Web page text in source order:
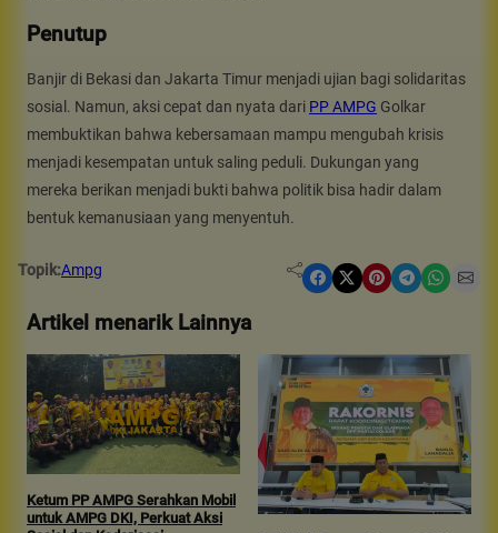
Penutup
Banjir di Bekasi dan Jakarta Timur menjadi ujian bagi solidaritas
sosial. Namun, aksi cepat dan nyata dari PP AMPG Golkar
membuktikan bahwa kebersamaan mampu mengubah krisis
menjadi kesempatan untuk saling peduli. Dukungan yang
mereka berikan menjadi bukti bahwa politik bisa hadir dalam
bentuk kemanusiaan yang menyentuh.
Topik:Ampg Share on Facebook Share on X Share on Pinterest Share on Telegram Share on WhatsApp Share on Email
Artikel menarik Lainnya
Ketum PP AMPG Serahkan Mobil
untuk AMPG DKI, Perkuat Aksi